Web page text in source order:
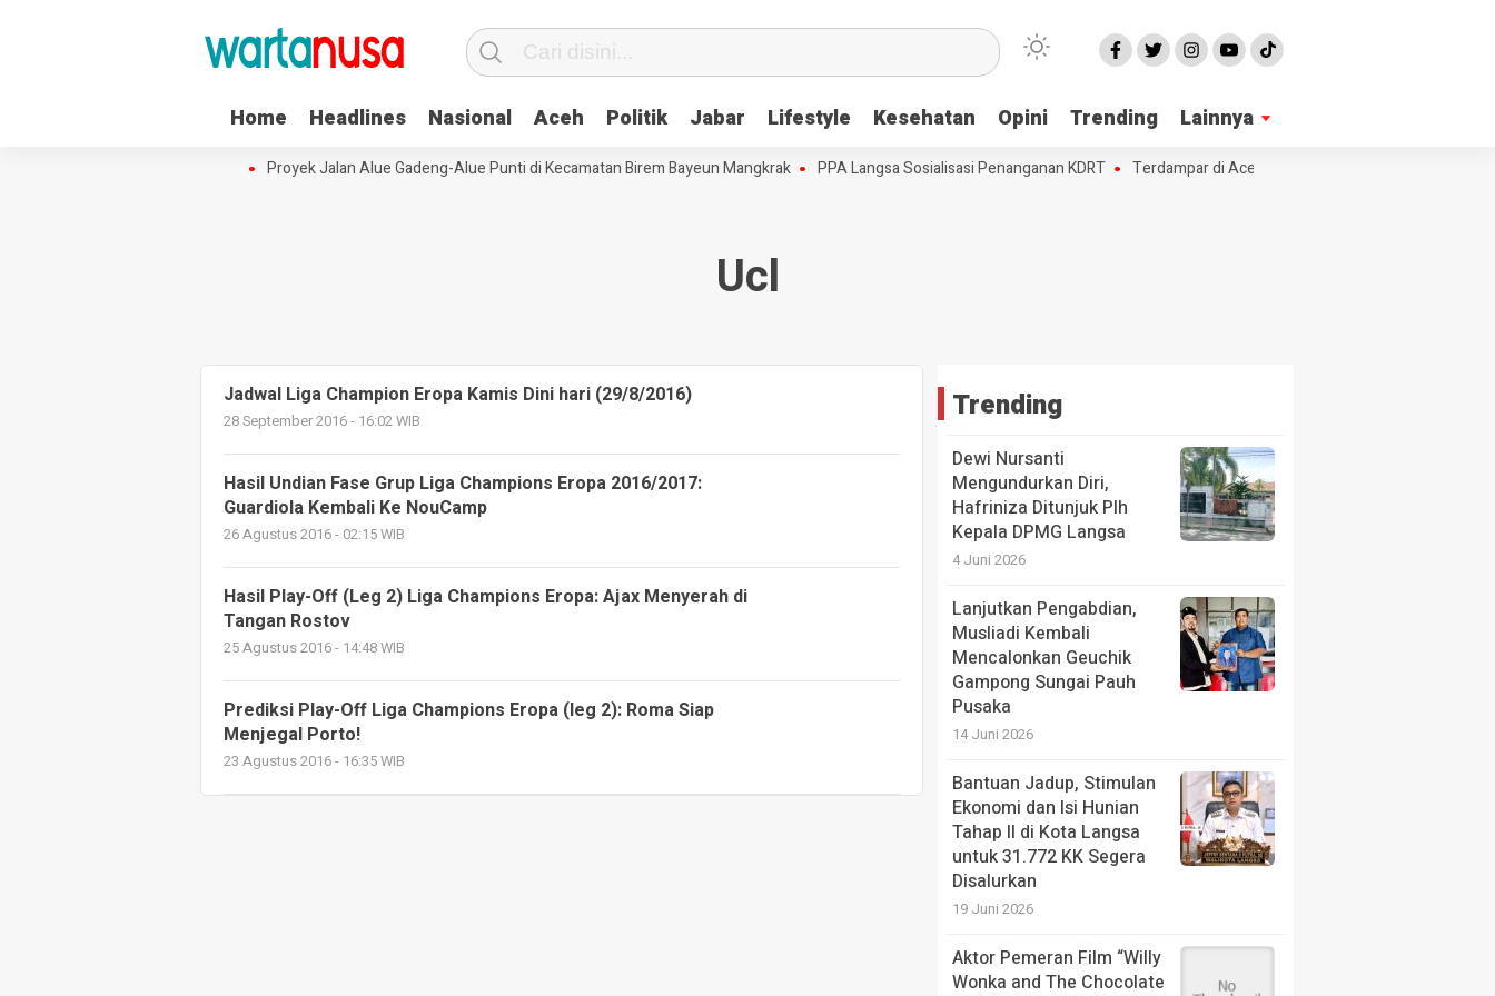
Home Headlines Nasional Aceh Politik Jabar Lifestyle Kesehatan Opini Trending Lainnya
Proyek Jalan Alue Gadeng-Alue Punti di Kecamatan Birem Bayeun Mangkrak PPA Langsa Sosialisasi Penanganan KDRT Terdampar di Aceh, 230 Etnis Rohingya Butuh
Ucl
Jadwal Liga Champion Eropa Kamis Dini hari (29/8/2016)
28 September 2016 - 16:02 WIB
Hasil Undian Fase Grup Liga Champions Eropa 2016/2017:
Guardiola Kembali Ke NouCamp
26 Agustus 2016 - 02:15 WIB
Hasil Play-Off (Leg 2) Liga Champions Eropa: Ajax Menyerah di
Tangan Rostov
25 Agustus 2016 - 14:48 WIB
Prediksi Play-Off Liga Champions Eropa (leg 2): Roma Siap
Menjegal Porto!
23 Agustus 2016 - 16:35 WIB
Trending
Dewi Nursanti
Mengundurkan Diri,
Hafriniza Ditunjuk Plh
Kepala DPMG Langsa
4 Juni 2026
Lanjutkan Pengabdian,
Musliadi Kembali
Mencalonkan Geuchik
Gampong Sungai Pauh
Pusaka
14 Juni 2026
Bantuan Jadup, Stimulan
Ekonomi dan Isi Hunian
Tahap II di Kota Langsa
untuk 31.772 KK Segera
Disalurkan
19 Juni 2026
Aktor Pemeran Film “Willy
Wonka and The Chocolate